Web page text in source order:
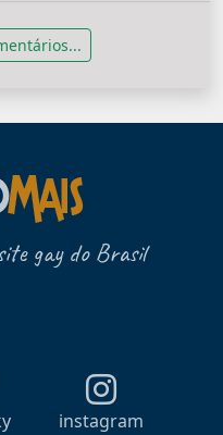
gay do Brasil
instagram